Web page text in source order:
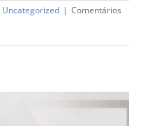
Uncategorized | Comentários